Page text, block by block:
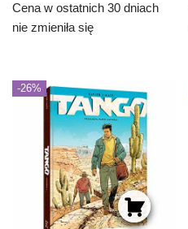
Cena w ostatnich 30 dniach
nie zmieniła się
-26%